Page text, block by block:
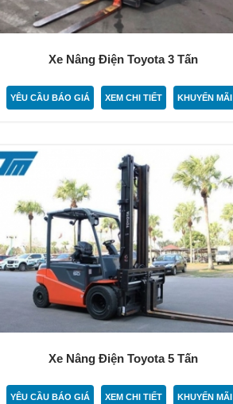
Xe Nâng Điện Toyota 3 Tấn
YÊU CẦU BÁO GIÁ XEM CHI TIẾT KHUYẾN MÃI
Xe Nâng Điện Toyota 5 Tấn
YÊU CẦU BÁO GIÁ XEM CHI TIẾT KHUYẾN MÃI